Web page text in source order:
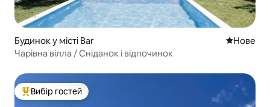
Будинок у місті Bar Нове
Нове
Чарівна вілла / Сніданок і відпочинок
Топ вибір гостей
Вибір гостей